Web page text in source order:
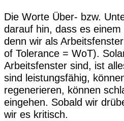
Die Worte Über- bzw.
darauf hin, dass es
denn wir als
of Tolerance = WoT).
Arbeitsfenster sind, ist
sind leistungsfähig,
regenerieren, können
eingehen. Sobald wir
wir es kritisch.